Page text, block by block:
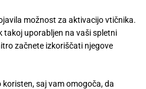
možnost za aktivacijo vtičnika.
takoj uporabljen na vaši spletni
začnete izkoriščati njegove
saj vam omogoča, da